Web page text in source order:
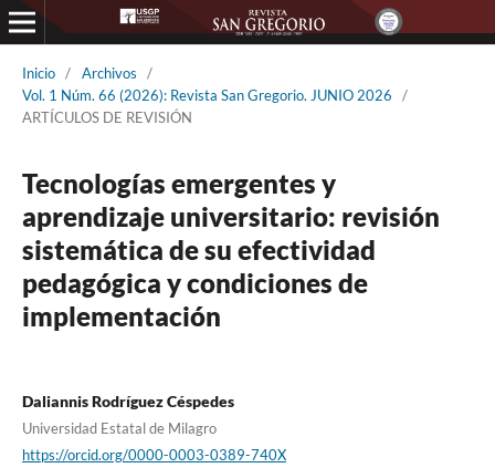
Inicio / Archivos
/
Vol. 1 Núm. 66 (2026): Revista San Gregorio. JUNIO 2026
/
ARTÍCULOS DE REVISIÓN
Tecnologías emergentes y
aprendizaje universitario: revisión
sistemática de su efectividad
pedagógica y condiciones de
implementación
Daliannis Rodríguez Céspedes
Universidad Estatal de Milagro
https://orcid.org/0000-0003-0389-740X